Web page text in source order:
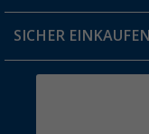
Jobs & Karriere
Rücksendung
SICHER EINKAUFEN